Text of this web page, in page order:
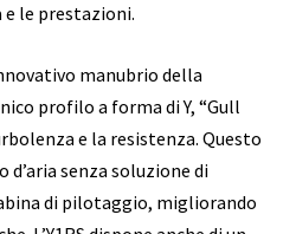
le prestazioni.
manubrio della
profilo a forma di Y, “Gull
e la resistenza. Questo
d’aria senza soluzione di
di pilotaggio, migliorando